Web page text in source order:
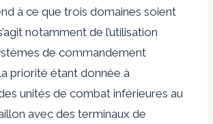
à ce que trois domaines soient
notamment de l’utilisation
de commandement
priorité étant donnée à
unités de combat inférieures au
avec des terminaux de